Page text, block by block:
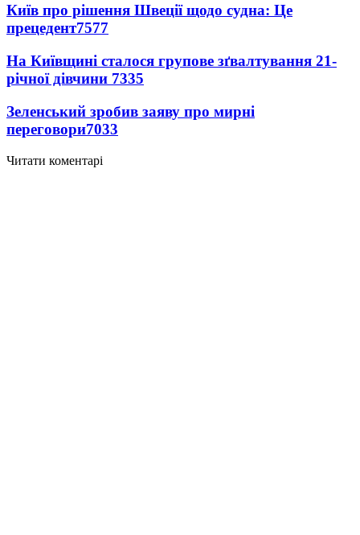
Київ про рішення Швеції щодо судна: Це
прецедент7577
На Київщині сталося групове зґвалтування 21-
річної дівчини 7335
Зеленський зробив заяву про мирні
переговори7033
Читати коментарі